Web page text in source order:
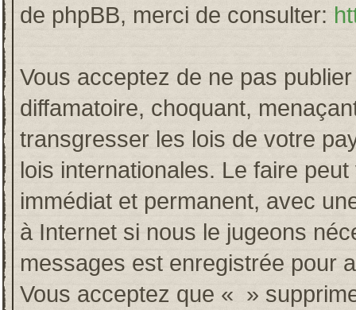
de phpBB, merci de consulter:
Vous acceptez de ne pas
diffamatoire, choquant,
transgresser les lois de votre
lois internationales. Le faire
immédiat et permanent, avec
à Internet si nous le jugeons
messages est enregistrée pour
Vous acceptez que « »